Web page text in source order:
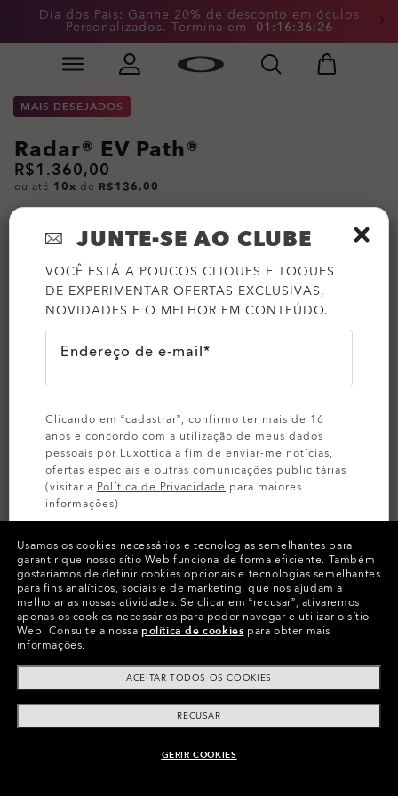
Skip to
content
Dia dos Pais: Ganhe 20% de desconto em óculos
Personalizados. Termina em 01 :1 6:36:26
Slide 2 of 4. Dia dos Pais: Ganhe 20% de desconto
ADICIONAR AO CARRINHO
MAIS DESEJADOS
Radar® EV Path®
R$1.360,00
ou até 10x de R$136,00
PERSONALIZE-O
Cores (23) LentesPrizm Trail Torch,
Armação
Tamanho:Tamanho único
VestibilidadePadrão - Ponte Alta
Usamos os cookies necessários e tecnologias semelhantes para
garantir que nosso sítio Web funciona de forma eficiente. Também
gostaríamos de definir cookies opcionais e tecnologias semelhantes
para fins analíticos, sociais e de marketing, que nos ajudam a
melhorar as nossas atividades. Se clicar em “recusar”, ativaremos
apenas os cookies necessários para poder navegar e utilizar o sítio
Web. Consulte a nossapolítica de cookies para obter mais
informações.
ACEITAR TODOS OS COOKIES
RECUSAR
GERIR COOKIES
JUNTE-SE AO CLUBE
VOCÊ ESTÁ A POUCOS CLIQUES E TOQUES
DE EXPERIMENTAR OFERTAS EXCLUSIVAS,
NOVIDADES E O MELHOR EM CONTEÚDO.
Endereço de e-mail*
Clicando em “cadastrar”, confirmo ter mais de 16
anos e concordo com a utilização de meus dados
pessoais por Luxottica a fim de enviar-me notícias,
ofertas especiais e outras comunicações publicitárias
(visitar a Política de Privacidade para maiores
informações)
INSCREVA-SE